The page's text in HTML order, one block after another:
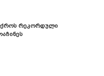
Რეკორდული